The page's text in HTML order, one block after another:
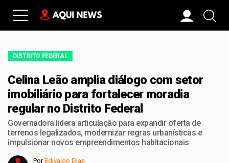
DISTRITO FEDERAL
Celina Leão amplia diálogo com setor
imobiliário para fortalecer moradia
regular no Distrito Federal
Governadora lidera articulação para expandir oferta de
terrenos legalizados, modernizar regras urbanísticas e
impulsionar novos empreendimentos habitacionais
PorEdivaldo Dias